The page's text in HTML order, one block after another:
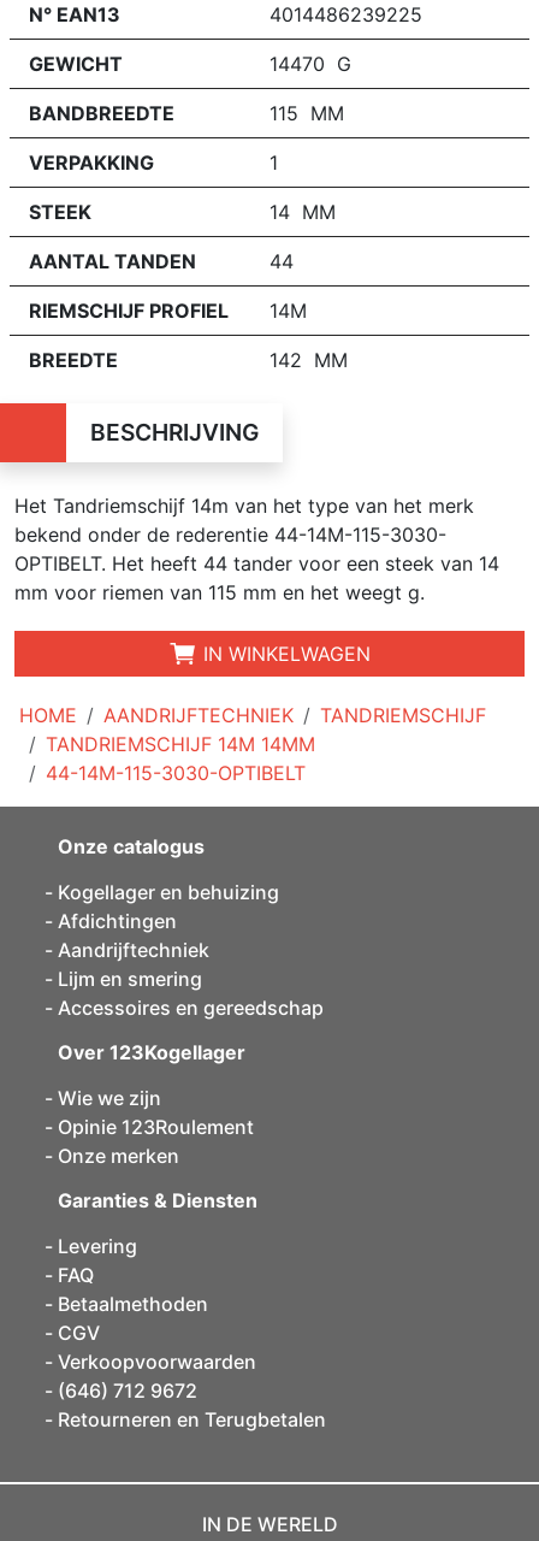
HOME AANDRIJFTECHNIEK
TANDRIEMSCHIJF
TANDRIEMSCHIJF 14M 14MM
44-14M-115-3030-OPTIBELT
N° EAN13 4014486239225
GEWICHT 14470 G
BANDBREEDTE 115 MM
VERPAKKING 1
STEEK 14 MM
AANTAL TANDEN 44
RIEMSCHIJF PROFIEL 14M
BREEDTE 142 MM
BESCHRIJVING
Het Tandriemschijf 14m van het type van het merk
bekend onder de rederentie 44-14M-115-3030-
OPTIBELT. Het heeft 44 tander voor een steek van 14
mm voor riemen van 115 mm en het weegt g.
IN WINKELWAGEN
Onze catalogus
Kogellager en behuizing
Afdichtingen
Aandrijftechniek
Lijm en smering
Accessoires en gereedschap
Over 123Kogellager
Wie we zijn
Opinie 123Roulement
Onze merken
Garanties & Diensten
Levering
FAQ
Betaalmethoden
CGV
Verkoopvoorwaarden
(646) 712 9672
Retourneren en Terugbetalen
IN DE WERELD